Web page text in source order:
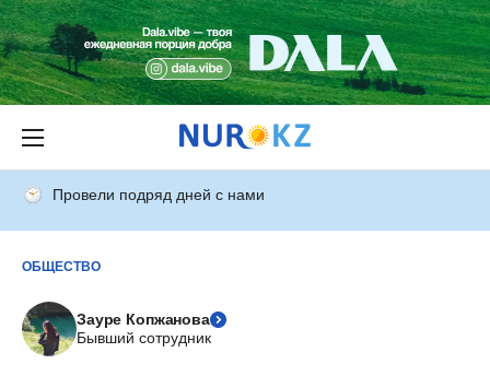
Провели подряд дней с нами
ОБЩЕСТВО
Зауре Копжанова
Бывший сотрудник